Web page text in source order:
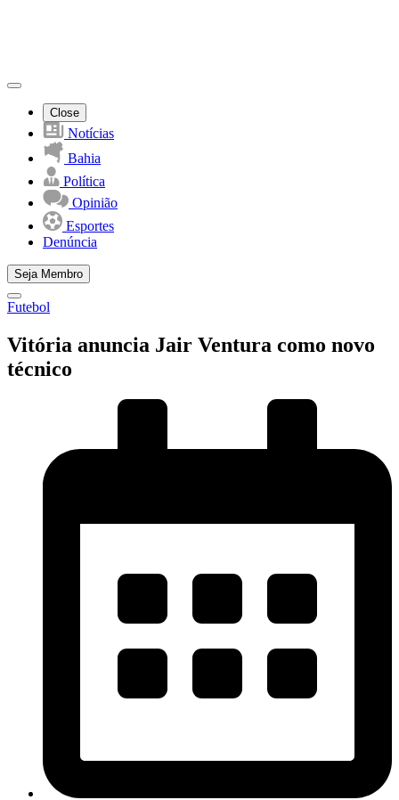
Close
Notícias
Bahia
Política
Opinião
Esportes
Denúncia
Seja Membro
Futebol
Vitória anuncia Jair Ventura como novo
técnico